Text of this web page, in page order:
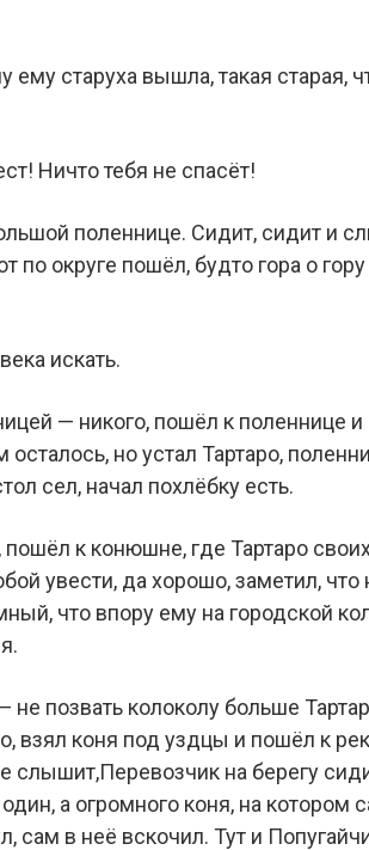
старуха вышла, такая старая,
Ничто тебя не спасёт!
поленнице. Сидит, сидит и
по округе пошёл, будто гора о
искать.
— никого, пошёл к поленнице
но устал Тартаро,
сел, начал похлёбку есть.
к конюшне, где Тартаро
увести, да хорошо, заметил, что
что впору ему на городской
позвать колоколу больше
взял коня под уздцы и пошёл к
слышит,Перевозчик на берегу
а огромного коня, на котором
сам в неё вскочил. Тут и